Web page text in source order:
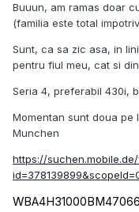
Buuun, am ramas doar
(familia este total
Sunt, ca sa zic asa, in
pentru fiul meu, cat si
Seria 4, preferabil 430i,
Momentan sunt doua pe
Munchen
https://
WBA4H31000BM47066